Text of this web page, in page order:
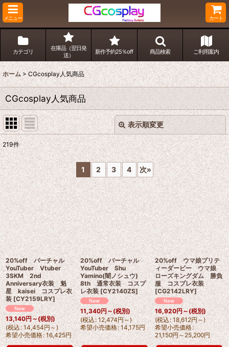
メニュー カート
カテゴリ
在庫品（翌日発
送）
新作予約25％off 商品検索 ご利用案内
ホーム > CGcosplay人気商品
CGcosplay人気商品
表示順変更
表示数:
並び順:
絞り込む
閉じる
219件
1 2 3 4 次»
20%off バーチャル
YouTuber Vtuber
3SKM 2nd
Anniversary衣装 魁
星 kaisei コスプレ衣
装 [CY2159LRY]
13,140円～(税別)
(税込 : 14,454円～)
希望小売価格: 16,425円
20%off バーチャル
YouTuber Shu
Yamino(闇ノシュウ)
8th 通常衣装 コスプ
レ衣装 [CY2140ZS]
11,340円～(税別)
(税込: 12,474円～)
希望小売価格: 14,175円
20%off ウマ娘プリテ
ィーダービー ウマ娘
ローズキングダム 勝負
服 コスプレ衣装
[CG2142LRY]
16,920円～(税別)
(税込: 18,612円～)
希望小売価格:
21,150円～25,200円